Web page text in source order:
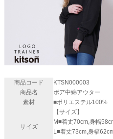
商品コード
KTSN000003
商品名
ボア中綿アウター
素材
■ポリエステル100%
サイズ
【サイズ】
M■着丈70cm,身幅
L■着丈73cm,身幅